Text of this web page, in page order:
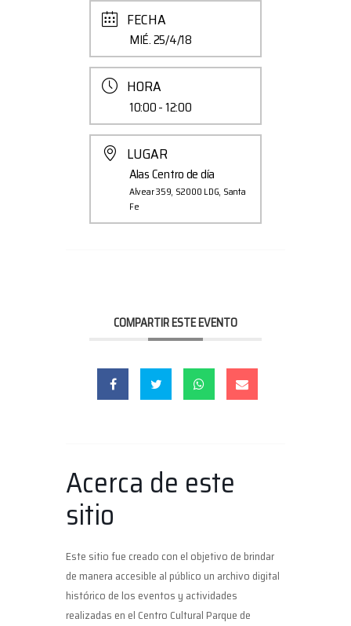
FECHA
MIÉ. 25/4/18
HORA
10:00 - 12:00
LUGAR
Alas Centro de día
Alvear 359, S2000 LDG, Santa
Fe
COMPARTIR ESTE EVENTO
Acerca de este
sitio
Este sitio fue creado con el objetivo de brindar
de manera accesible al público un archivo digital
histórico de los eventos y actividades
realizadas en el Centro Cultural Parque de